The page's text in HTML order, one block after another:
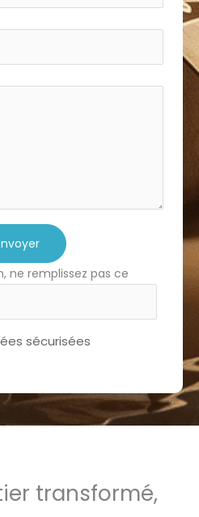
ne remplissez pas ce
sécurisées
transformé,